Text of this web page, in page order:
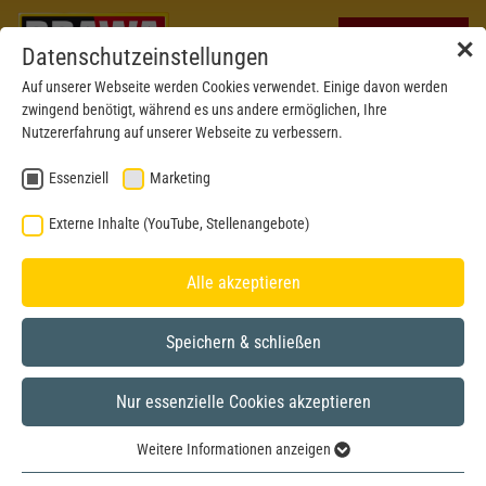
BRAWA MUSEUM
Model year 2020
✕
Datenschutzeinstellungen
Auf unserer Webseite werden Cookies verwendet. Einige davon werden
zwingend benötigt, während es uns andere ermöglichen, Ihre
Nutzererfahrung auf unserer Webseite zu verbessern.
Essenziell Marketing
Externe Inhalte (YouTube, Stellenangebote)
Alle akzeptieren
Speichern & schließen
Nur essenzielle Cookies akzeptieren
Weitere Informationen anzeigen